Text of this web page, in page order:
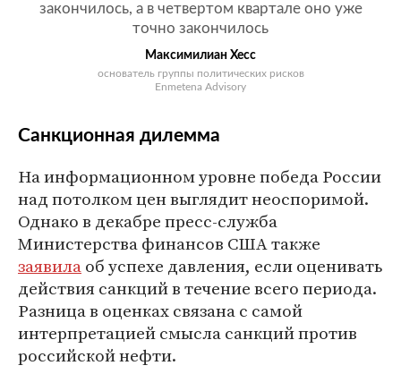
закончилось, а в четвертом квартале оно уже
точно закончилось
Максимилиан Хесс
основатель группы политических рисков
Enmetena Advisory
Санкционная дилемма
На информационном уровне победа России
над потолком цен выглядит неоспоримой.
Однако в декабре пресс-служба
Министерства финансов США также
заявилаоб успехе давления, если оценивать
действия санкций в течение всего периода.
Разница в оценках связана с самой
интерпретацией смысла санкций против
российской нефти.